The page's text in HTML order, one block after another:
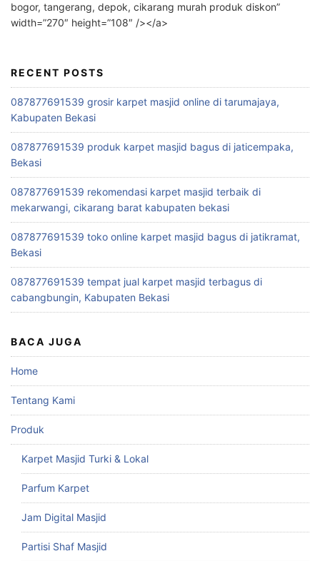
bogor, tangerang, depok, cikarang murah produk diskon”
width=”270″ height=”108″ /></a>
RECENT POSTS
087877691539 grosir karpet masjid online di tarumajaya,
Kabupaten Bekasi
087877691539 produk karpet masjid bagus di jaticempaka,
Bekasi
087877691539 rekomendasi karpet masjid terbaik di
mekarwangi, cikarang barat kabupaten bekasi
087877691539 toko online karpet masjid bagus di jatikramat,
Bekasi
087877691539 tempat jual karpet masjid terbagus di
cabangbungin, Kabupaten Bekasi
BACA JUGA
Home
Tentang Kami
Produk
Karpet Masjid Turki & Lokal
Parfum Karpet
Jam Digital Masjid
Partisi Shaf Masjid